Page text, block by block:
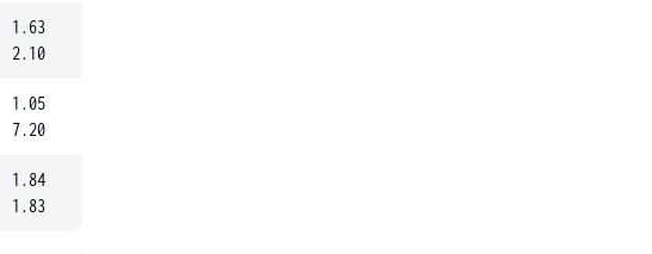
1.63
2.10
1.05
7.20
1.84
1.83